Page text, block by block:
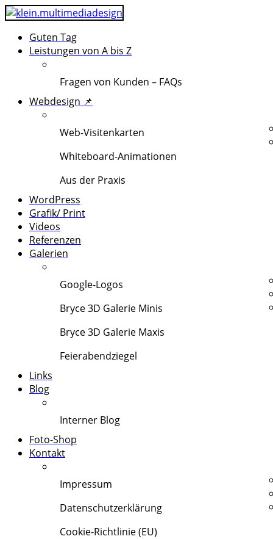
Guten Tag
Leistungen von A bis Z
Fragen von Kunden – FAQs
Webdesign 📌
Web-Visitenkarten
Whiteboard-Animationen
Aus der Praxis
WordPress
Grafik/ Print
Videos
Referenzen
Galerien
Google-Logos
Bryce 3D Galerie Minis
Bryce 3D Galerie Maxis
Feierabendziegel
Links
Blog
Interner Blog
Foto-Shop
Kontakt
Impressum
Datenschutzerklärung
Cookie-Richtlinie (EU)